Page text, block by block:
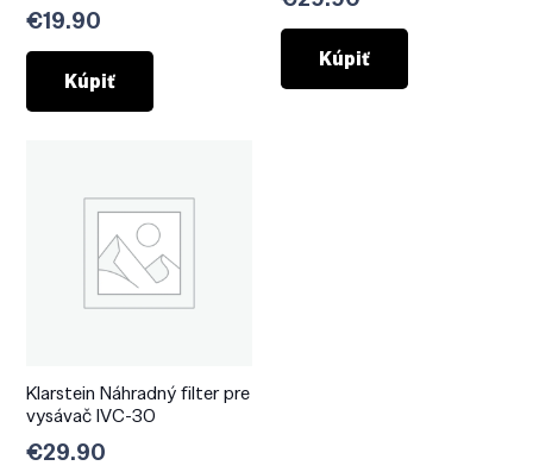
€19.90
Kúpiť
Kúpiť
Klarstein Náhradný filter pre
vysávač IVC-30
€29.90